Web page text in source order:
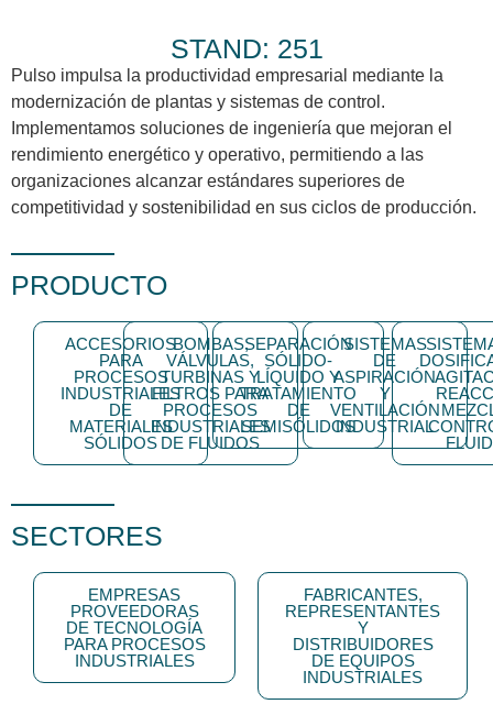
STAND: 251
Pulso impulsa la productividad empresarial mediante la
modernización de plantas y sistemas de control.
Implementamos soluciones de ingeniería que mejoran el
rendimiento energético y operativo, permitiendo a las
organizaciones alcanzar estándares superiores de
competitividad y sostenibilidad en sus ciclos de producción.
PRODUCTO
ACCESORIOS
PARA
PROCESOS
INDUSTRIALES
DE
MATERIALES
SÓLIDOS
BOMBAS,
VÁLVULAS,
TURBINAS Y
FILTROS PARA
PROCESOS
INDUSTRIALES
DE FLUIDOS
SEPARACIÓN
SÓLIDO-
LÍQUIDO Y
TRATAMIENTO
DE
SEMISÓLIDOS
SISTEMAS
DE
ASPIRACIÓN
Y
VENTILACIÓN
INDUSTRIAL
SECTORES
EMPRESAS
PROVEEDORAS
DE TECNOLOGÍA
PARA PROCESOS
INDUSTRIALES
FABRICANTES,
REPRESENTANTES
Y
DISTRIBUIDORES
DE EQUIPOS
INDUSTRIALES